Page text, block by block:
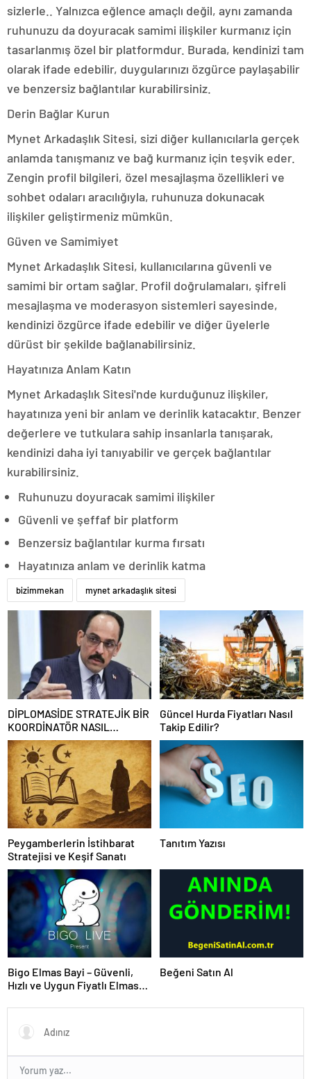
sizlerle.. Yalnızca eğlence amaçlı değil, aynı zamanda
ruhunuzu da doyuracak samimi ilişkiler kurmanız için
tasarlanmış özel bir platformdur. Burada, kendinizi tam
olarak ifade edebilir, duygularınızı özgürce paylaşabilir
ve benzersiz bağlantılar kurabilirsiniz.
Derin Bağlar Kurun
Mynet Arkadaşlık Sitesi, sizi diğer kullanıcılarla gerçek
anlamda tanışmanız ve bağ kurmanız için teşvik eder.
Zengin profil bilgileri, özel mesajlaşma özellikleri ve
sohbet odaları aracılığıyla, ruhunuza dokunacak
ilişkiler geliştirmeniz mümkün.
Güven ve Samimiyet
Mynet Arkadaşlık Sitesi, kullanıcılarına güvenli ve
samimi bir ortam sağlar. Profil doğrulamaları, şifreli
mesajlaşma ve moderasyon sistemleri sayesinde,
kendinizi özgürce ifade edebilir ve diğer üyelerle
dürüst bir şekilde bağlanabilirsiniz.
Hayatınıza Anlam Katın
Mynet Arkadaşlık Sitesi'nde kurduğunuz ilişkiler,
hayatınıza yeni bir anlam ve derinlik katacaktır. Benzer
değerlere ve tutkulara sahip insanlarla tanışarak,
kendinizi daha iyi tanıyabilir ve gerçek bağlantılar
kurabilirsiniz.
Ruhunuzu doyuracak samimi ilişkiler
Güvenli ve şeffaf bir platform
Benzersiz bağlantılar kurma fırsatı
Hayatınıza anlam ve derinlik katma
bizimmekan mynet arkadaşlık sitesi
DİPLOMASİDE STRATEJİK BİR
KOORDİNATÖR NASIL
OLUNUR
Güncel Hurda Fiyatları Nasıl
Takip Edilir?
Peygamberlerin İstihbarat
Stratejisi ve Keşif Sanatı
Tanıtım Yazısı
Bigo Elmas Bayi – Güvenli,
Hızlı ve Uygun Fiyatlı Elmas
Beğeni Satın Al